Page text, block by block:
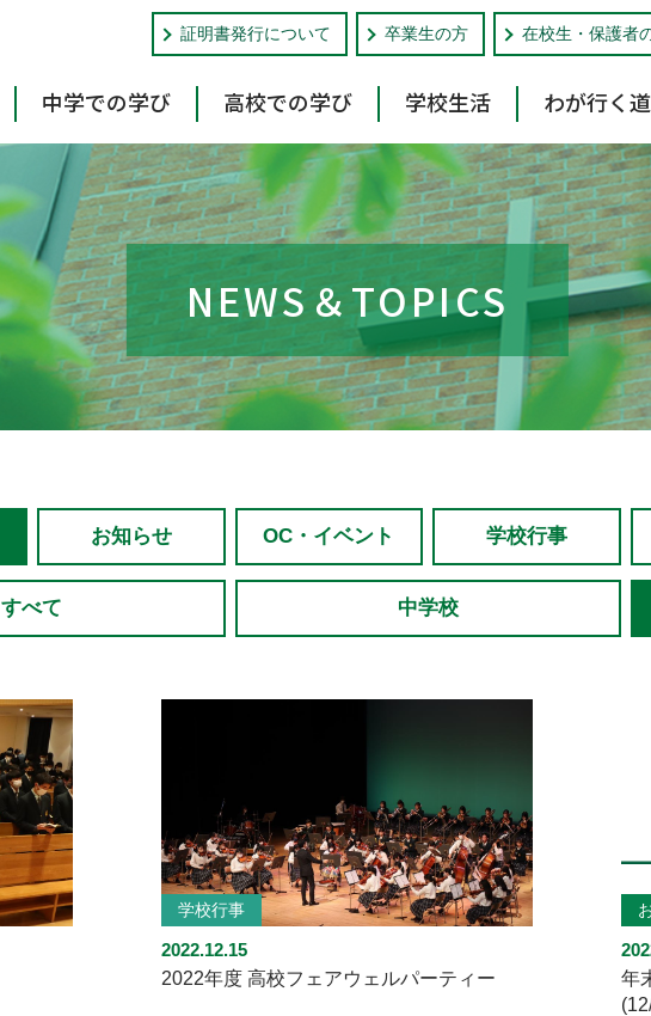
在校生・保護者
卒業生の方
証明書発行について
中学での学び 高校での学び 学校生活 わが行く道
NEWS＆TOPICS
お知らせ OC・イベント 学校行事
すべて 中学校
学校行事
2022.12.15
2022年度 高校フェアウェルパーティー
年